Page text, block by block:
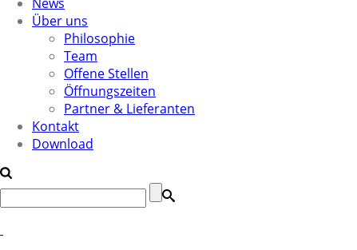
Über uns
Philosophie
Team
Offene Stellen
Öffnungszeiten
Partner & Lieferanten
Kontakt
Download